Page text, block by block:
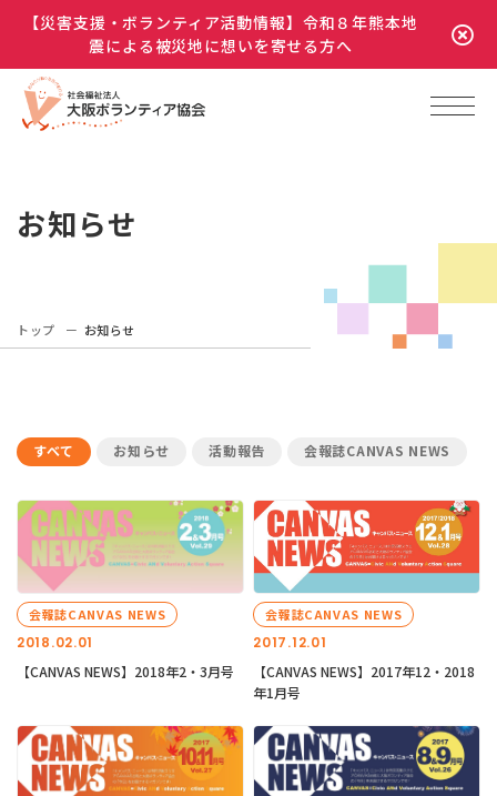
【災害支援・ボランティア活動情報】令和８年熊本地
震による被災地に想いを寄せる方へ
お知らせ
トップ お知らせ
すべて お知らせ 活動報告 会報誌CANVAS NEWS
2018.02.01
会報誌CANVAS NEWS
【CANVAS NEWS】2018年2・3月号
2017.12.01
会報誌CANVAS NEWS
【CANVAS NEWS】2017年12・2018
年1月号